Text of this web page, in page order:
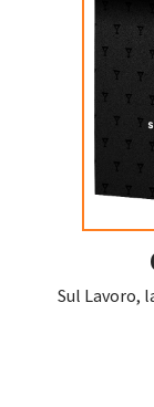
Sul Lavoro,